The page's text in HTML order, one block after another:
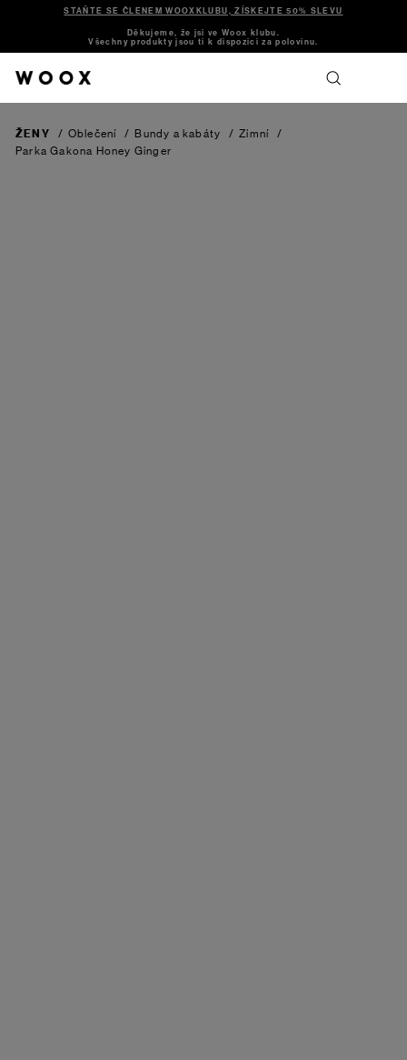
STAŇTE SE ČLENEM WOOXKLUBU, ZÍSKEJTE 50% SLEVU
Děkujeme, že jsi ve Woox klubu.
Všechny produkty jsou ti k dispozici za polovinu.
ŽENY / Oblečení / Bundy a kabáty / Zimní
/
Parka Gakona Honey Ginger